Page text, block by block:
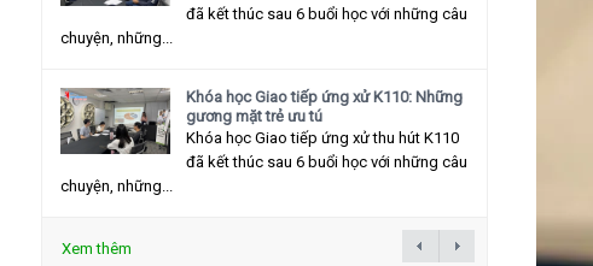
đã kết thúc sau 6 buổi học với những câu
chuyện, những...
Khóa học Giao tiếp ứng xử K110: Những
gương mặt trẻ ưu tú
Khóa học Giao tiếp ứng xử thu hút K110
đã kết thúc sau 6 buổi học với những câu
chuyện, những...
Xem thêm